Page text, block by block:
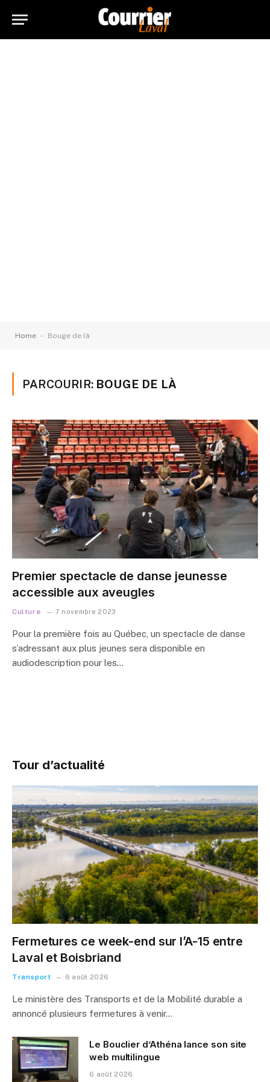
Home - Bouge de là
PARCOURIR: BOUGE DE LÀ
Premier spectacle de danse jeunesse
accessible aux aveugles
Culture 7 novembre 2023
Pour la première fois au Québec, un spectacle de danse
s’adressant aux plus jeunes sera disponible en
audiodescription pour les…
Tour d’actualité
Fermetures ce week-end sur l’A-15 entre
Laval et Boisbriand
Transport 6 août 2026
Le ministère des Transports et de la Mobilité durable a
annoncé plusieurs fermetures à venir…
Le Bouclier d’Athéna lance son site
web multilingue
6 août 2026